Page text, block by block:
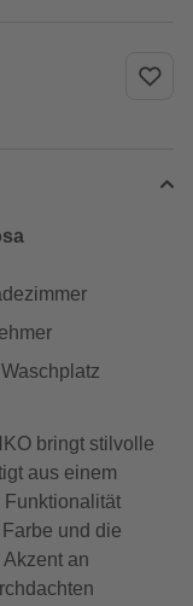
bringt stilvolle
aus einem
Funktionalität
und die
an